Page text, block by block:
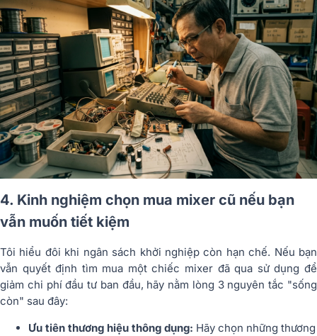
4. Kinh nghiệm chọn mua mixer cũ nếu bạn
vẫn muốn tiết kiệm
Tôi hiểu đôi khi ngân sách khởi nghiệp còn hạn chế. Nếu bạn
vẫn quyết định tìm mua một chiếc mixer đã qua sử dụng để
giảm chi phí đầu tư ban đầu, hãy nằm lòng 3 nguyên tắc "sống
còn" sau đây:
Ưu tiên thương hiệu thông dụng: Hãy chọn những thương